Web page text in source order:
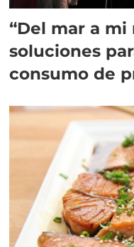
“Del mar a mi
soluciones
consumo de